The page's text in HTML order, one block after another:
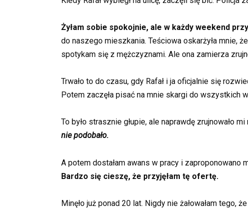
Żyłam sobie spokojnie, ale w każdy weekend
do naszego mieszkania. Teściowa oskarżyła mnie,
spotykam się z mężczyznami. Ale ona zamierza
Trwało to do czasu, gdy Rafał i ja oficjalnie się
Potem zaczęła pisać na mnie skargi do wszystkich
To było strasznie głupie, ale naprawdę zrujnowało
nie podobało.
A potem dostałam awans w pracy i zaproponowano
Bardzo się cieszę, że przyjęłam tę ofertę.
Minęło już ponad 20 lat. Nigdy nie żałowałam tego,